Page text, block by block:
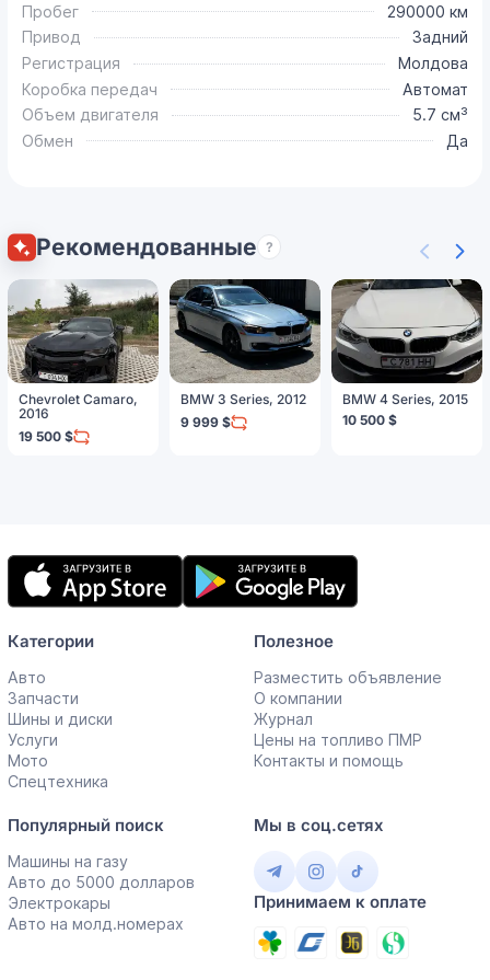
Пробег
290000 км
Привод
Задний
Регистрация
Молдова
Коробка передач
Автомат
Объем двигателя
5.7 см³
Обмен
Да
Рекомендованные ?
Chevrolet Camaro,
2016
19 500 $
BMW 3 Series, 2012
9 999 $
BMW 4 Series, 2015
10 500 $
Мобильное
приложение
Категории
Авто
Запчасти
Шины и диски
Услуги
Мото
Спецтехника
Полезное
Разместить объявление
О компании
Журнал
Цены на топливо ПМР
Контакты и помощь
Популярный поиск
Машины на газу
Авто до 5000 долларов
Электрокары
Авто на молд.номерах
Мы в соц.сетях
Принимаем к оплате